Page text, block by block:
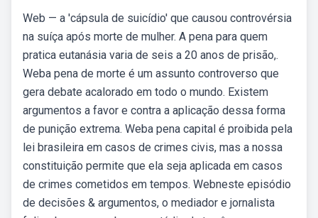
Web — a 'cápsula de suicídio' que causou controvérsia
na suíça após morte de mulher. A pena para quem
pratica eutanásia varia de seis a 20 anos de prisão,.
Weba pena de morte é um assunto controverso que
gera debate acalorado em todo o mundo. Existem
argumentos a favor e contra a aplicação dessa forma
de punição extrema. Weba pena capital é proibida pela
lei brasileira em casos de crimes civis, mas a nossa
constituição permite que ela seja aplicada em casos
de crimes cometidos em tempos. Webneste episódio
de decisões & argumentos, o mediador e jornalista